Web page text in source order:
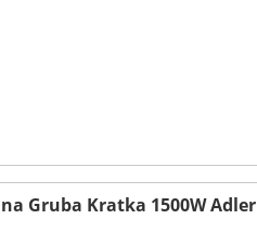
Gruba Kratka 1500W Adler